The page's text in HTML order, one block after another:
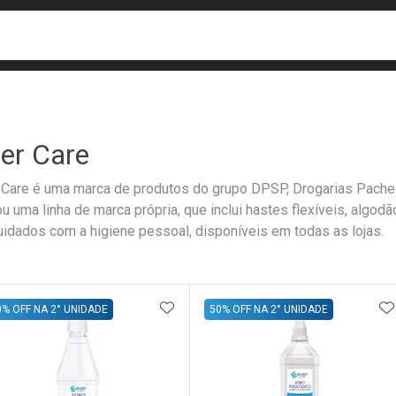
Care
é uma marca de produtos do grupo DPSP, Drogarias
uma linha de marca própria, que inclui hastes flexíveis,
com a higiene pessoal, disponíveis em todas as lojas.
OFF NA 2° UNIDADE ADICIONAR AOS FAVORITOS
50% OFF NA 2° UNIDADE